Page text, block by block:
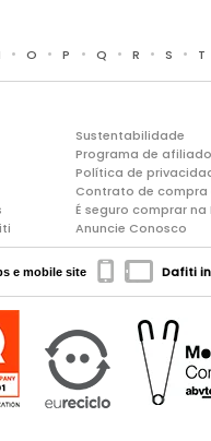
• O • P • Q • R • S • T
Sustentabilidade
Programa de
Política de
Contrato de compra
É seguro comprar na
Anuncie Conosco
e mobile site Dafiti